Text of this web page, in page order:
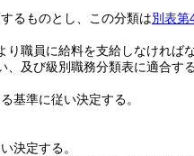
るものとし、この分類は別表第
り職員に給料を支給しなければな
及び級別職務分類表に適合す
基準に従い決定する。
決定する。